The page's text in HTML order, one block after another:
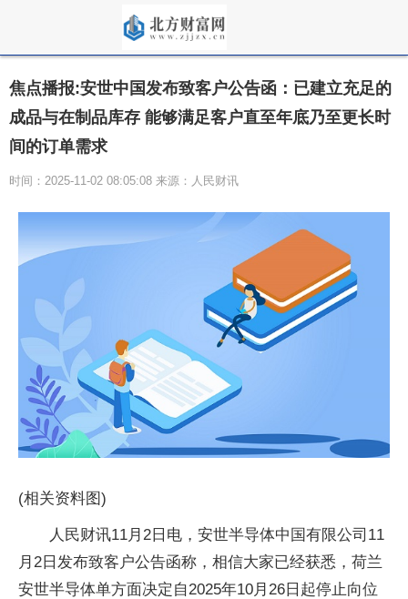
焦点播报:安世中国发布致客户公告函：已建立充足的
成品与在制品库存 能够满足客户直至年底乃至更长时
间的订单需求
时间：2025-11-02 08:05:08 来源：人民财讯
(相关资料图)
人民财讯11月2日电，安世半导体中国有限公司11
月2日发布致客户公告函称，相信大家已经获悉，荷兰
安世半导体单方面决定自2025年10月26日起停止向位